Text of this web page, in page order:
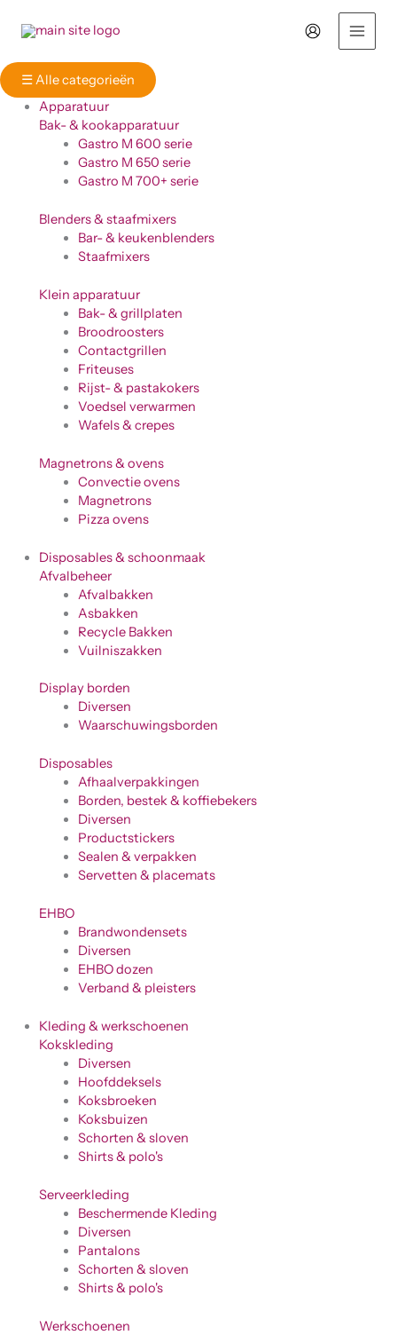
naar
inhoud
☰Alle categorieën
Apparatuur
Bak- & kookapparatuur
Gastro M 600 serie
Gastro M 650 serie
Gastro M 700+ serie
Blenders & staafmixers
Bar- & keukenblenders
Staafmixers
Klein apparatuur
Bak- & grillplaten
Broodroosters
Contactgrillen
Friteuses
Rijst- & pastakokers
Voedsel verwarmen
Wafels & crepes
Magnetrons & ovens
Convectie ovens
Magnetrons
Pizza ovens
Disposables & schoonmaak
Afvalbeheer
Afvalbakken
Asbakken
Recycle Bakken
Vuilniszakken
Display borden
Diversen
Waarschuwingsborden
Disposables
Afhaalverpakkingen
Borden, bestek & koffiebekers
Diversen
Productstickers
Sealen & verpakken
Servetten & placemats
EHBO
Brandwondensets
Diversen
EHBO dozen
Verband & pleisters
Kleding & werkschoenen
Kokskleding
Diversen
Hoofddeksels
Koksbroeken
Koksbuizen
Schorten & sloven
Shirts & polo's
Serveerkleding
Beschermende Kleding
Diversen
Pantalons
Schorten & sloven
Shirts & polo's
Werkschoenen